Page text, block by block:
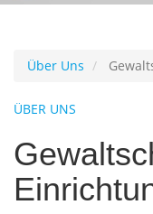
Über Uns
ÜBER UNS